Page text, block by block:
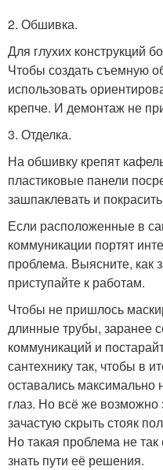
2. Обшивка.
Для глухих конструкций
Чтобы создать съемную
использовать
крепче. И демонтаж не
3. Отделка.
На обшивку крепят
пластиковые панели
зашпаклевать и
Если расположенные в
коммуникации портят
проблема. Выясните, как
приступайте к работам.
Чтобы не пришлось
длинные трубы, заранее
коммуникаций и
сантехнику так, чтобы в
оставались
глаз. Но всё же возможно
зачастую скрыть стояк
Но такая проблема не
знать пути её решения.